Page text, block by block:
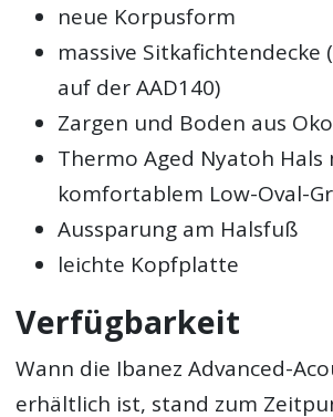
neue Korpusform
massive Sitkafichtendecke
auf der AAD140)
Zargen und Boden aus
Thermo Aged Nyatoh Hals
komfortablem Low-Oval-
Aussparung am Halsfuß
leichte Kopfplatte
Verfügbarkeit
Wann die Ibanez Advanced-
erhältlich ist, stand zum